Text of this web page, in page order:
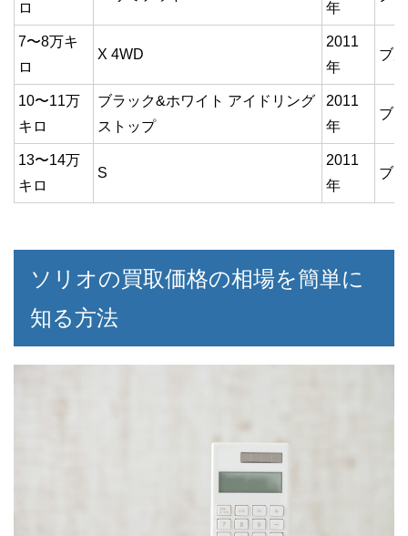
ロ
年
7〜8万キ
ロ
X 4WD
2011
年
ブ
10〜11万
キロ
ブラック&ホワイト アイドリング
ストップ
2011
年
ブ
13〜14万
キロ
S
2011
年
ブ
ソリオの買取価格の相場を簡単に
知る方法